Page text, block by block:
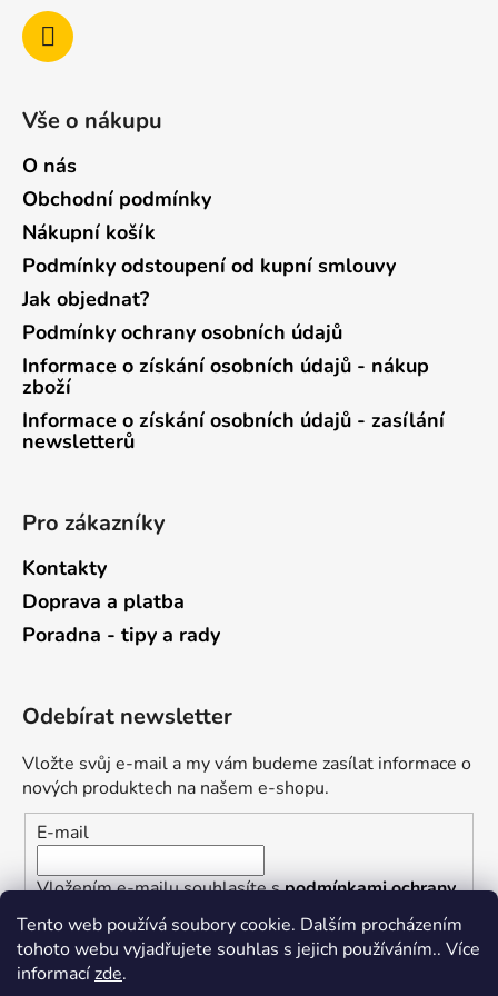
Tento web používá soubory cookie. Dalším procházením
tohoto webu vyjadřujete souhlas s jejich používáním.. Více
informacízde.
Vše o nákupu
O nás
Obchodní podmínky
Nákupní košík
Podmínky odstoupení od kupní smlouvy
Jak objednat?
Podmínky ochrany osobních údajů
Informace o získání osobních údajů - nákup
zboží
Informace o získání osobních údajů - zasílání
newsletterů
Pro zákazníky
Kontakty
Doprava a platba
Poradna - tipy a rady
Odebírat newsletter
Vložte svůj e-mail a my vám budeme zasílat informace o
nových produktech na našem e-shopu.
E-mail
Vložením e-mailu souhlasíte spodmínkami ochrany
osobních údajů
PŘIHLÁSIT SE